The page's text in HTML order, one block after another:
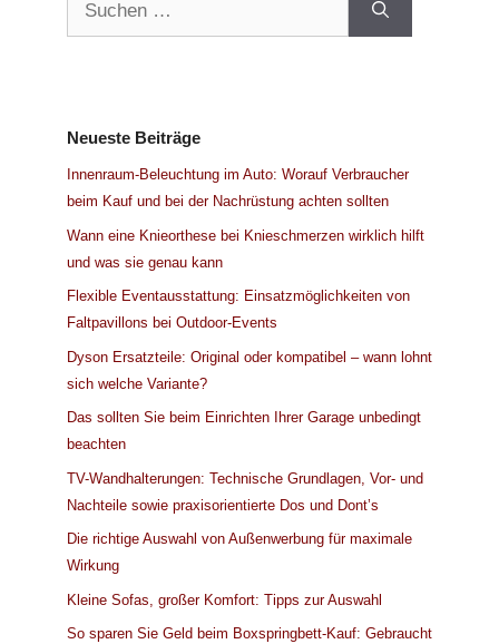
Neueste Beiträge
Innenraum-Beleuchtung im Auto: Worauf Verbraucher
beim Kauf und bei der Nachrüstung achten sollten
Wann eine Knieorthese bei Knieschmerzen wirklich hilft
und was sie genau kann
Flexible Eventausstattung: Einsatzmöglichkeiten von
Faltpavillons bei Outdoor-Events
Dyson Ersatzteile: Original oder kompatibel – wann lohnt
sich welche Variante?
Das sollten Sie beim Einrichten Ihrer Garage unbedingt
beachten
TV-Wandhalterungen: Technische Grundlagen, Vor- und
Nachteile sowie praxisorientierte Dos und Dont’s
Die richtige Auswahl von Außenwerbung für maximale
Wirkung
Kleine Sofas, großer Komfort: Tipps zur Auswahl
So sparen Sie Geld beim Boxspringbett-Kauf: Gebraucht